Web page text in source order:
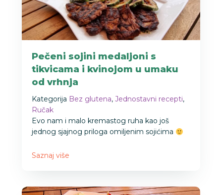
Pečeni sojini medaljoni s
tikvicama i kvinojom u umaku
od vrhnja
Kategorija Bez glutena, Jednostavni recepti,
Ručak
Evo nam i malo kremastog ruha kao još
jednog sjajnog priloga omiljenim sojićima
Saznaj više